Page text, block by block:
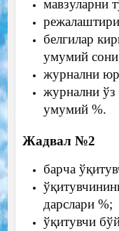
мавзуларни
белгилар
умумий
журнални
журнални
умумий %.
Жадвал №2
барча
дарслари %;
ўқитувчи